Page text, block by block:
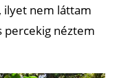
ilyet nem láttam
percekig néztem